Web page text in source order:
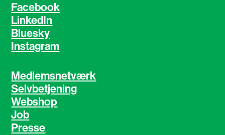
Facebook
LinkedIn
Bluesky
Instagram
Medlemsnetværk
Selvbetjening
Webshop
Job
Presse